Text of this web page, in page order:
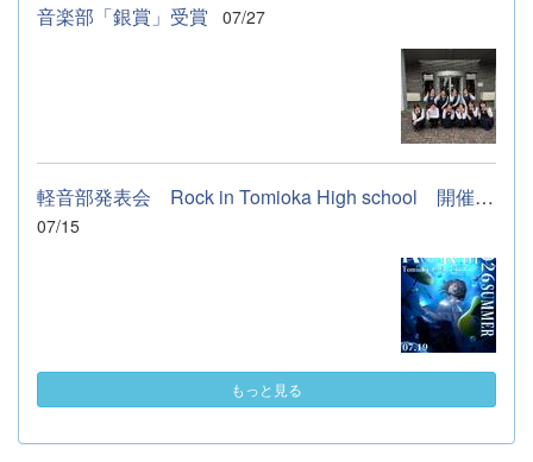
音楽部「銀賞」受賞 07/27
軽音部発表会 Rock in Tomioka High school 開催します
07/15
もっと見る